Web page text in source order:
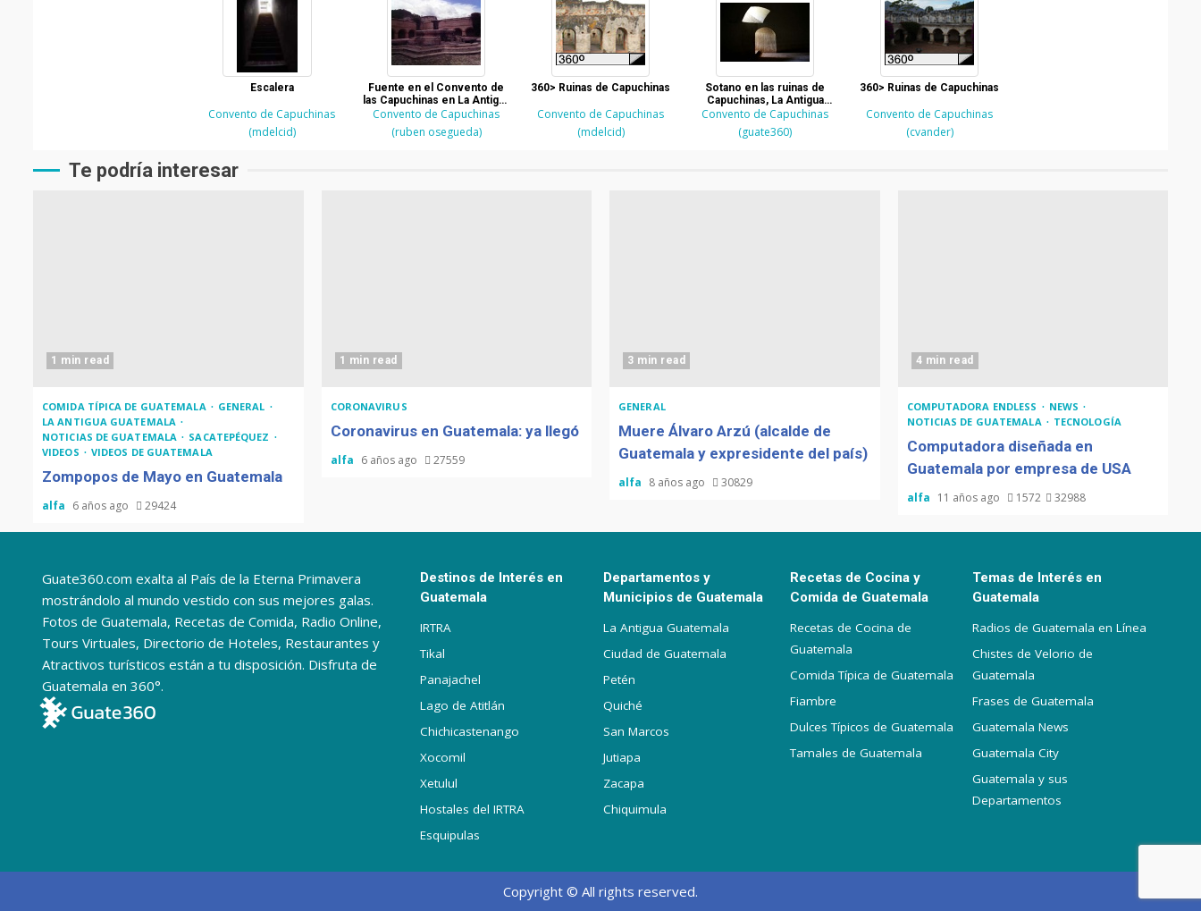
Escalera
Convento de Capuchinas
(mdelcid)
Fuente en el Convento de
las Capuchinas en La Antigua
Guatemala
Convento de Capuchinas
(ruben osegueda)
360> Ruinas de Capuchinas
Convento de Capuchinas
(mdelcid)
Sotano en las ruinas de
Capuchinas, La Antigua
Guatemala
Convento de Capuchinas
(guate360)
360> Ruinas de Capuchinas
Convento de Capuchinas
(cvander)
Te podría interesar
1 min read
COMIDA TÍPICA DE GUATEMALA
GENERAL
LA ANTIGUA GUATEMALA
NOTICIAS DE GUATEMALA
SACATEPÉQUEZ
VIDEOS
VIDEOS DE GUATEMALA
Zompopos de Mayo en Guatemala
alfa 6 años ago 29424
1 min read
CORONAVIRUS
Coronavirus en Guatemala: ya llegó
alfa 6 años ago 27559
3 min read
GENERAL
Muere Álvaro Arzú (alcalde de
Guatemala y expresidente del país)
alfa 8 años ago 30829
4 min read
COMPUTADORA ENDLESS
NEWS
NOTICIAS DE GUATEMALA
TECNOLOGÍA
Computadora diseñada en
Guatemala por empresa de USA
alfa 11 años ago 1572 32988
Guate360.com exalta al País de la Eterna Primavera
mostrándolo al mundo vestido con sus mejores galas.
Fotos de Guatemala, Recetas de Comida, Radio Online,
Tours Virtuales, Directorio de Hoteles, Restaurantes y
Atractivos turísticos están a tu disposición. Disfruta de
Guatemala en 360°.
Destinos de Interés en
Guatemala
IRTRA
Tikal
Panajachel
Lago de Atitlán
Chichicastenango
Xocomil
Xetulul
Hostales del IRTRA
Esquipulas
Departamentos y
Municipios de Guatemala
La Antigua Guatemala
Ciudad de Guatemala
Petén
Quiché
San Marcos
Jutiapa
Zacapa
Chiquimula
Recetas de Cocina y
Comida de Guatemala
Recetas de Cocina de
Guatemala
Comida Típica de Guatemala
Fiambre
Dulces Típicos de Guatemala
Tamales de Guatemala
Temas de Interés en
Guatemala
Radios de Guatemala en Línea
Chistes de Velorio de
Guatemala
Frases de Guatemala
Guatemala News
Guatemala City
Guatemala y sus
Departamentos
Copyright © All rights reserved.